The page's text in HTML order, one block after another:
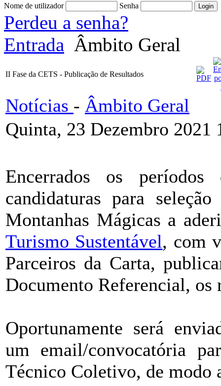
Nome de utilizador Senha
Perdeu a senha?
Entrada Âmbito Geral
II Fase da CETS - Publicação de Resultados
Notícias - Âmbito Geral
Quinta, 23 Dezembro 2021
Encerrados os
candidaturas para
Montanhas Mágicas a
Turismo Sustentável, com
Parceiros da Carta,
Documento Referencial, os
Oportunamente será
um email/convocatória
Técnico Coletivo, de modo